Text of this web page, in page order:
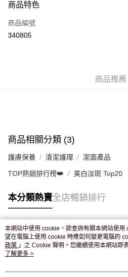
信用卡
Apple Pay
付款後門市自取，訂單確認後2-4個工
商品特色
商品編號
340805
商品推薦
商品相關分類 (3)
護膚保養 清潔護理 潔面產品
TOP熱銷排行榜👑 美白淡斑 Top20
本分類熱賣全店暢銷排行
熱門標籤
熱銷排行
本網站中使用 cookie，欲查詢有關本網站使
望在電腦上使用 cookie 時應如何變更電腦的
政策 」之 Cookie 聲明。您繼續使用本網站即
條款之 Cookie 聲明使用 cookie。
了解更多 >